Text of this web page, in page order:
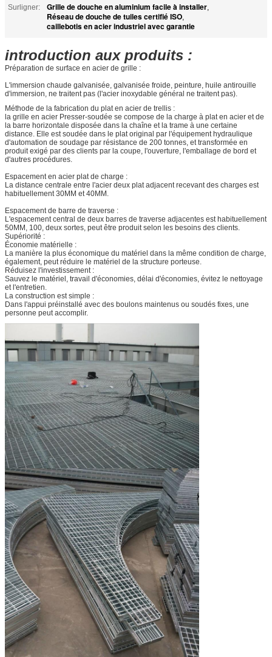
Surligner:
Grille de douche en aluminium facile à installer,
Réseau de douche de tuiles certifié ISO,
caillebotis en acier industriel avec garantie
introduction aux produits :
Préparation de surface en acier de grille :
L'immersion chaude galvanisée, galvanisée froide, peinture, huile antirouille
d'immersion, ne traitent pas (l'acier inoxydable général ne traitent pas).
Méthode de la fabrication du plat en acier de trellis :
la grille en acier Presser-soudée se compose de la charge à plat en acier et de
la barre horizontale disposée dans la chaîne et la trame à une certaine
distance. Elle est soudée dans le plat original par l'équipement hydraulique
d'automation de soudage par résistance de 200 tonnes, et transformée en
produit exigé par des clients par la coupe, l'ouverture, l'emballage de bord et
d'autres procédures.
Espacement en acier plat de charge :
La distance centrale entre l'acier deux plat adjacent recevant des charges est
habituellement 30MM et 40MM.
Espacement de barre de traverse :
L'espacement central de deux barres de traverse adjacentes est habituellement
50MM, 100, deux sortes, peut être produit selon les besoins des clients.
Supériorité :
Économie matérielle :
La manière la plus économique du matériel dans la même condition de charge,
également, peut réduire le matériel de la structure porteuse.
Réduisez l'investissement :
Sauvez le matériel, travail d'économies, délai d'économies, évitez le nettoyage
et l'entretien.
La construction est simple :
Dans l'appui préinstallé avec des boulons maintenus ou soudés fixes, une
personne peut accomplir.